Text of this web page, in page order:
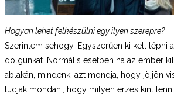
Hogyan lehet felkészülni egy ilyen szerepre?
Szerintem sehogy. Egyszerűen ki kell lépni
dolgunkat. Normális esetben ha az ember
ablakán, mindenki azt mondja, hogy jöjjön
tudják mondani, hogy milyen érzés kint